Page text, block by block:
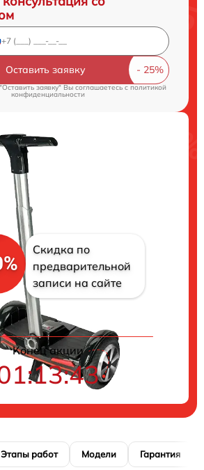
Оставить заявку
заявку" Вы соглашаетесь cполитикой
конфиденциальности
Скидка по
предварительной
записи на сайте
Конец акции
Этапы работ Модели Гарантия